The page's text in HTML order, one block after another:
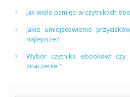
Jak wiele pamięci w czytnikach
Jakie umiejscowienie
najlepsze?
Wybór czytnika ebooków: czy
znaczenie?